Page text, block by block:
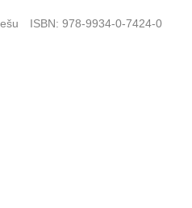
ISBN: 978-9934-0-7424-0